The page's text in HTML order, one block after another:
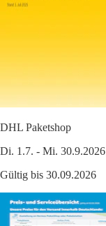
DHL Paketshop
Di. 1.7. - Mi. 30.9.2026
Gültig bis 30.09.2026